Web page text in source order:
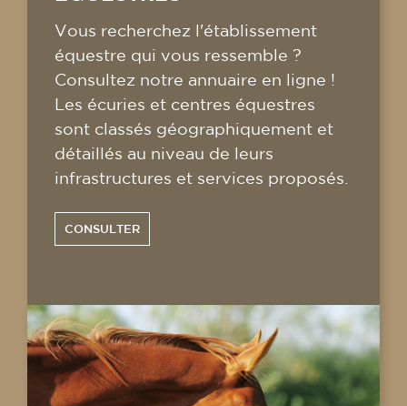
Vous recherchez l'établissement
équestre qui vous ressemble ?
Consultez notre annuaire en ligne !
Les écuries et centres équestres
sont classés géographiquement et
détaillés au niveau de leurs
infrastructures et services proposés.
CONSULTER